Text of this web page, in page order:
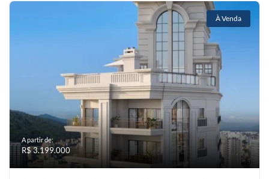
À Venda
A partir de:
R$ 3.199.000